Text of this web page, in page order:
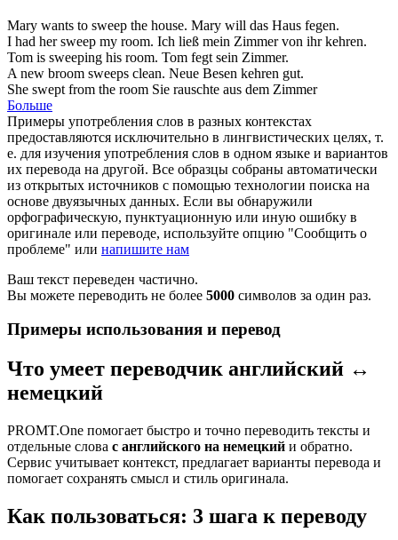
Mary wants to sweep the house. Mary will das Haus fegen.
I had hersweep my room. Ich ließ mein Zimmer von ihrkehren.
Tom is sweeping his room. Tom fegt sein Zimmer.
A new broom sweeps clean. Neue Besen kehren gut.
She swept from the room Sie rauschte aus dem Zimmer
Больше
Примеры употребления слов в разных контекстах
предоставляются исключительно в лингвистических целях, т.
е. для изучения употребления слов в одном языке и вариантов
их перевода на другой. Все образцы собраны автоматически
из открытых источников с помощью технологии поиска на
основе двуязычных данных. Если вы обнаружили
орфографическую, пунктуационную или иную ошибку в
оригинале или переводе, используйте опцию "Сообщить о
проблеме" или напишите нам
Ваш текст переведен частично.
Вы можете переводить не более 5000 символов за один раз.
Примеры использования и перевод
Что умеет переводчик английский ↔
немецкий
PROMT.One помогает быстро и точно переводить тексты и
отдельные слова с английского на немецкий и обратно.
Сервис учитывает контекст, предлагает варианты перевода и
помогает сохранять смысл и стиль оригинала.
Как пользоваться: 3 шага к переводу